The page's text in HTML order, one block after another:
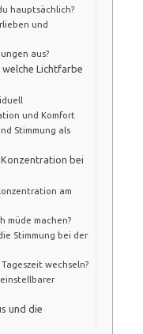
hauptsächlich?
und
aus?
Lichtfarbe
und Komfort
Stimmung als
bei
am
müde machen?
Stimmung bei der
wechseln?
und die